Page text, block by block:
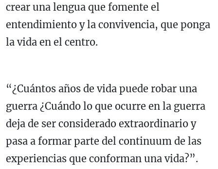
crear una lengua que fomente el
entendimiento y la convivencia, que ponga
la vida en el centro.
“¿Cuántos años de vida puede robar una
guerra ¿Cuándo lo que ocurre en la guerra
deja de ser considerado extraordinario y
pasa a formar parte del continuum de las
experiencias que conforman una vida?”.